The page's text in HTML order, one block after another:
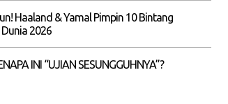
Haaland & Yamal Pimpin 10 Bintang
2026
INI “UJIAN SESUNGGUHNYA”?